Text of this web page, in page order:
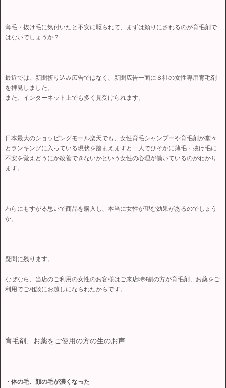
薄毛・抜け毛に気付いたと不安に駆られて、まずは頼りにされるのが育毛剤で
はないでしょうか？
最近では、新聞折り込み広告ではなく、新聞広告一面に８社の女性専用育毛剤
を拝見しました。
また、インターネット上でも多く見受けられます。
日本最大のショッピングモール楽天でも、女性育毛シャンプーや育毛剤が堂々
とランキングに入っている現状を踏まえますと一人でひそかに薄毛・抜け毛に
不安を覚えどうにか改善できないかという女性の心理が働いているのがわかり
ます。
わらにもすがる思いで商品を購入し、本当に女性が望む効果があるのでしょう
か。
疑問に残ります。
なぜなら、当店のご利用の女性のお客様はご来店時9割の方が育毛剤、お薬をご
利用でご相談にお越しになられたからです。
育毛剤、お薬をご使用の方の生のお声
・体の毛、顔の毛が濃くなった